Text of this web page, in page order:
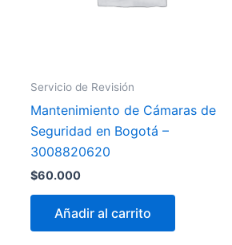
Servicio de Revisión
Mantenimiento de Cámaras de
Seguridad en Bogotá –
3008820620
$60.000
Añadir al carrito